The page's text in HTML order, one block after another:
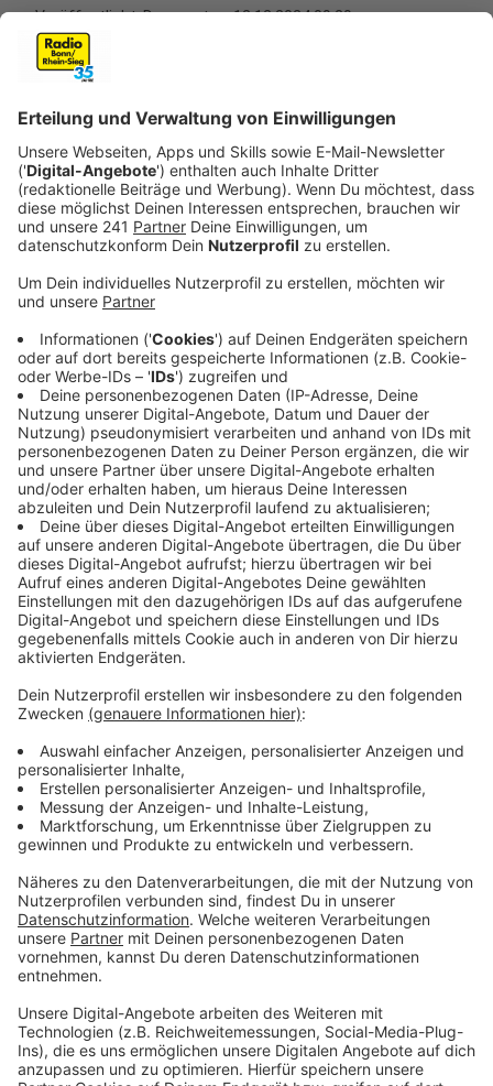
Veröffentlicht:Donnerstag, 12.12.2024 09:29
Anzeige
Petiscos – Mehr als nur kleine Häppchen
Anzeige
„Petiscos“ bedeutet auf Portugiesisch „Kleinigkeit“
und beschreibt perfekt, was Gäste bei Eat Portuguese
die ideal sind, um sie mit Freunden oder alleine zu
genießen. Die Gerichte sind inspiriert von der
authentischen portugiesischen Küche, aber bewusst
nicht als Tapas bezeichnet, um eine klare Abgrenzung
zu spanischen Snacks zu schaffen.
Anzeige
Ein gemütliches Bistro für jeden Geschmack
Anzeige
Ob als Weinbar, Snackbar oder Bistro – Eat
Portuguese bietet in jedem Fall ein gemütliches
Ambiente, das die perfekte Kulisse für einen
entspannten Aufenthalt bietet. Der Trend geht immer
mehr zu kleinen, charmanten Lokalen mit einer
überschaubaren Karte, die für eine persönliche
Atmosphäre und schnelle Stammkunden sorgt. Bei Eat
Portuguese werden Gäste nicht nur kulinarisch
verwöhnt, sondern auch herzlich empfangen – genau
das, was heute viele suchen.
Anzeige
©RBRS/ Karin Krubeck